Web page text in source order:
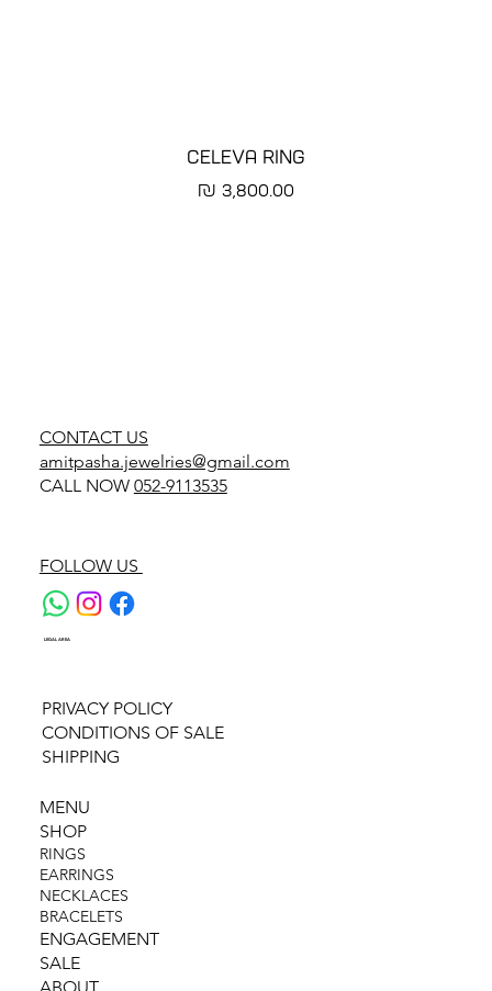
CELEVA RING
מחיר
LEGAL AREA
PRIVACY POLICY
CONDITIONS OF SALE
SHIPPING
CONTACT US
amitpasha.jewelries@gmail.com
CALL NOW 052-9113535
FOLLOW US
MENU
SHOP
RINGS
EARRINGS
NECKLACES
BRACELETS
ENGAGEMENT
SALE